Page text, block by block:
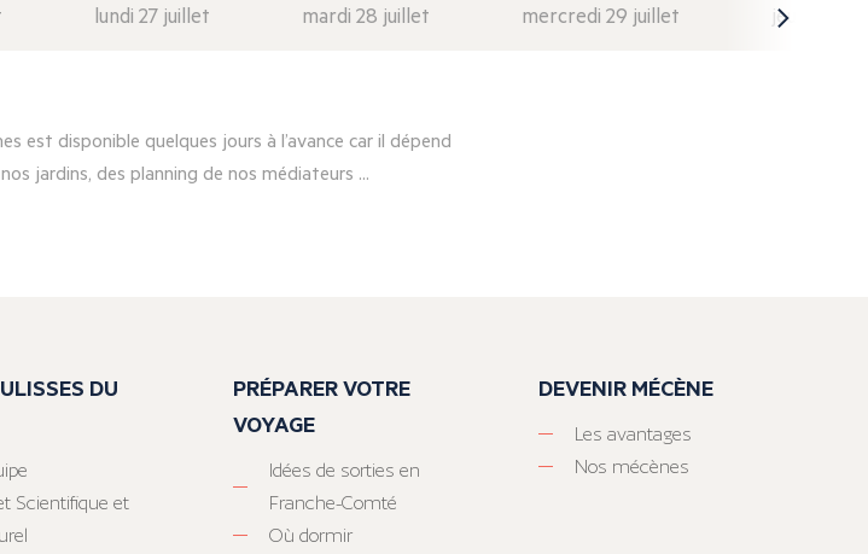
lundi 27 juillet mardi 28 juillet mercredi 29 juillet jeudi 30
est disponible quelques jours à l’avance car il dépend
jardins, des planning de nos médiateurs ...
DU
Scientifique et
PRÉPARER VOTRE
VOYAGE
Idées de sorties en
Franche-Comté
Où dormir
DEVENIR MÉCÈNE
Les avantages
Nos mécènes